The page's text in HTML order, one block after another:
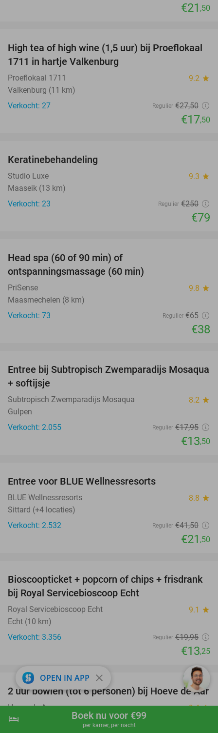
shopping_cart Boek nu
hotel Boek nu voor €99
per kamer, per nacht
€21 ,50
36%
High tea of high wine (1,5 uur) bij Proeflokaal
1711 in hartje Valkenburg
Proeflokaal 1711 9.2 star
Valkenburg (11 km)
Verkocht: 27
Regulier €27,50
€17,50
Keratinebehandeling
Studio Luxe 9.3 star
Maaseik (13 km)
Verkocht: 23
Regulier €250
€79
Head spa (60 of 90 min) of
ontspanningsmassage (60 min)
PriSense 9.8 star
Maasmechelen (8 km)
Verkocht: 73
Regulier €65
€38
25%
Entree bij Subtropisch Zwemparadijs Mosaqua
+ softijsje
Subtropisch Zwemparadijs Mosaqua 8.2 star
Gulpen
Verkocht: 2.055
Regulier €17,95
€13,50
Entree voor BLUE Wellnessresorts
BLUE Wellnessresorts 8.8 star
Sittard (+4 locaties)
Verkocht: 2.532
Regulier €41,50
€21 ,50
34%
Bioscoopticket + popcorn of chips + frisdrank
bij Royal Servicebioscoop Echt
Royal Servicebioscoop Echt 9.1 star
Echt (10 km)
Verkocht: 3.356
Regulier €19,95
€13,25
50%
favorite_border
2 uur bowlen (tot 6 personen) bij Hoeve de Aar
Hoeve de Aar 9.4star
Heerlen (12 km)
OPEN IN APP close